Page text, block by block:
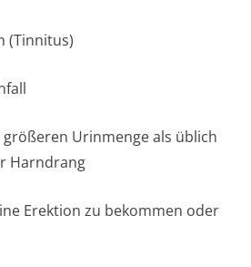
(Tinnitus)
größeren Urinmenge als üblich
Harndrang
Erektion zu bekommen oder